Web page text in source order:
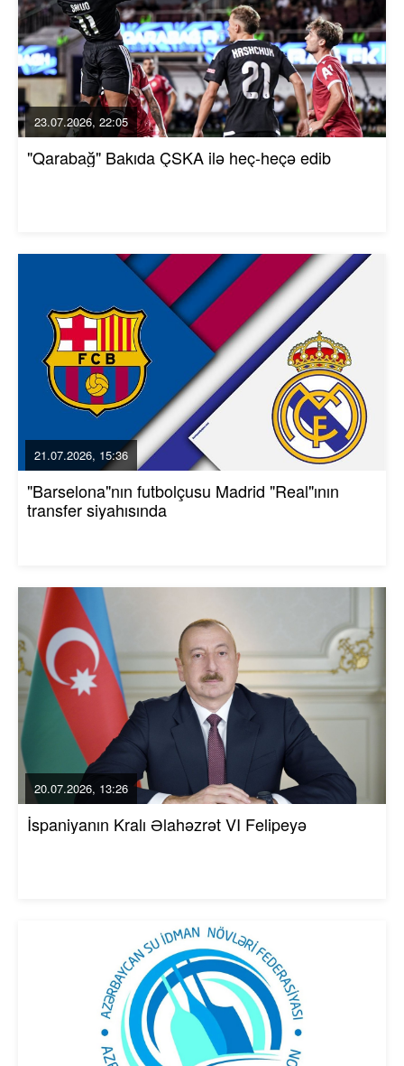
23.07.2026, 22:05
"Qarabağ" Bakıda ÇSKA ilə heç-heçə edib
21.07.2026, 15:36
"Barselona"nın futbolçusu Madrid "Real"ının
transfer siyahısında
20.07.2026, 13:26
İspaniyanın Kralı Əlahəzrət VI Felipeyə